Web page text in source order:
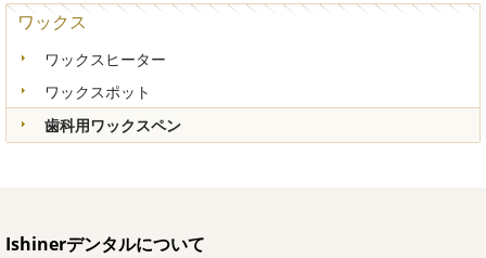
ワックス
ワックスヒーター
ワックスポット
歯科用ワックスペン
Ishinerデンタルについて